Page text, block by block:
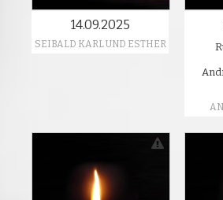
14.09.2025
SEIBALD KARL UND ESTHER